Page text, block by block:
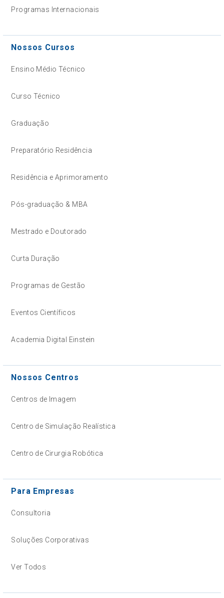
Programas Internacionais
Nossos Cursos
Ensino Médio Técnico
Curso Técnico
Graduação
Preparatório Residência
Residência e Aprimoramento
Pós-graduação & MBA
Mestrado e Doutorado
Curta Duração
Programas de Gestão
Eventos Científicos
Academia Digital Einstein
Nossos Centros
Centros de Imagem
Centro de Simulação Realística
Centro de Cirurgia Robótica
Para Empresas
Consultoria
Soluções Corporativas
Ver Todos